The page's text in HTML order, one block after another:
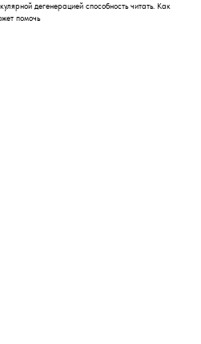
дегенерацией способность читать. Как
помочь